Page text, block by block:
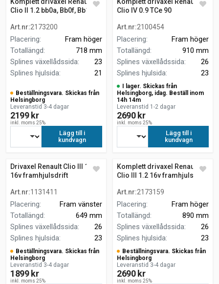
Clio II 1.2 bb0a, Bb0f, Bb10,
Cb0a
Art.nr:2173200
Placering:
Fram höger
Totallängd:
718 mm
Splines växellådssida:
23
Splines hjulsida: 21
Beställningsvara. Skickas från
Helsingborg
Leveranstid 3-4 dagar
2199 kr
inkl. moms 25%
Lägg till i
kundvagn
Clio IV 0.9 TCe 90
Art.nr:2100454
Placering:
Fram höger
Totallängd:
910 mm
Splines växellådssida:
26
Splines hjulsida: 23
I lager. Skickas från
Helsingborg, idag. Beställ inom
14h 14m
Leveranstid 1-2 dagar
2690 kr
inkl. moms 25%
Lägg till i
kundvagn
Drivaxel Renault Clio III 1.2
16v framhjulsdrift
Art.nr:1131411
Placering:
Fram vänster
Totallängd:
649 mm
Splines växellådssida:
26
Splines hjulsida: 23
Beställningsvara. Skickas från
Helsingborg
Leveranstid 3-4 dagar
1899 kr
inkl. moms 25%
Komplett drivaxel Renault
Clio III 1.2 16v framhjulsdrift
Art.nr:2173159
Placering:
Fram höger
Totallängd:
890 mm
Splines växellådssida:
26
Splines hjulsida: 23
Beställningsvara. Skickas från
Helsingborg
Leveranstid 3-4 dagar
2690 kr
inkl. moms 25%